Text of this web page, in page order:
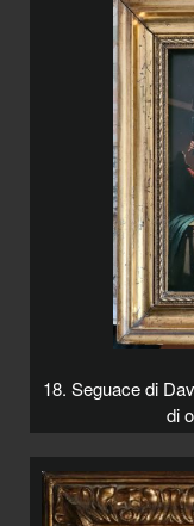
18. Seguace di
di